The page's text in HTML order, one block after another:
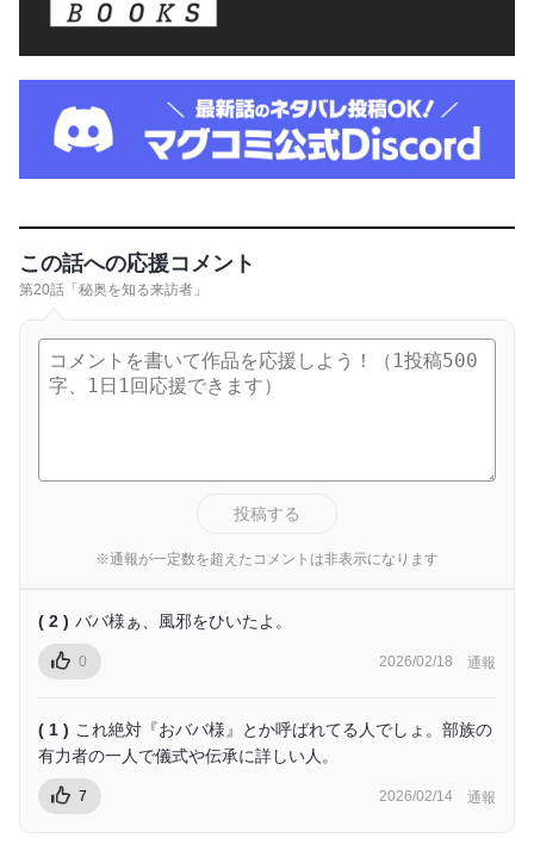
この話への応援コメント
第20話「秘奥を知る来訪者」
投稿する
※通報が一定数を超えたコメントは非表示になります
( 2 ) ババ様ぁ、風邪をひいたよ。
0 2026/02/18 通報
( 1 ) これ絶対『おババ様』とか呼ばれてる人でしょ。部族の
有力者の一人で儀式や伝承に詳しい人。
7 2026/02/14 通報